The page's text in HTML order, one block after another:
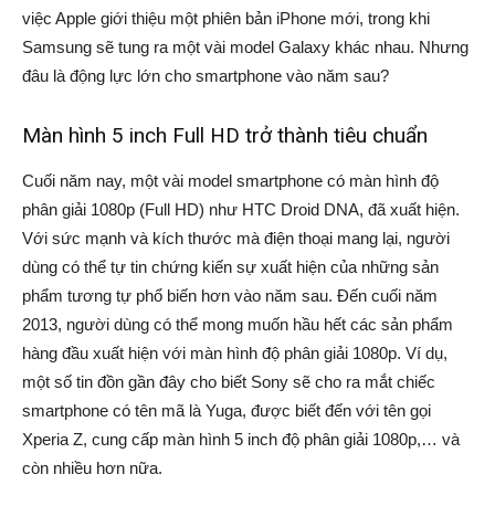
việc Apple giới thiệu một phiên bản iPhone mới, trong khi
Samsung sẽ tung ra một vài model Galaxy khác nhau. Nhưng
đâu là động lực lớn cho smartphone vào năm sau?
Màn hình 5 inch Full HD trở thành tiêu chuẩn
Cuối năm nay, một vài model smartphone có màn hình độ
phân giải 1080p (Full HD) như HTC Droid DNA, đã xuất hiện.
Với sức mạnh và kích thước mà điện thoại mang lại, người
dùng có thể tự tin chứng kiến sự xuất hiện của những sản
phẩm tương tự phổ biến hơn vào năm sau. Đến cuối năm
2013, người dùng có thể mong muốn hầu hết các sản phẩm
hàng đầu xuất hiện với màn hình độ phân giải 1080p. Ví dụ,
một số tin đồn gần đây cho biết Sony sẽ cho ra mắt chiếc
smartphone có tên mã là Yuga, được biết đến với tên gọi
Xperia Z, cung cấp màn hình 5 inch độ phân giải 1080p,… và
còn nhiều hơn nữa.